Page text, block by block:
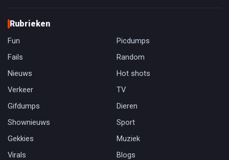
Rubrieken
Fun
Picdumps
Fails
Random
Nieuws
Hot shots
Verkeer
TV
Gifdumps
Dieren
Shownieuws
Sport
Gekkies
Muziek
Virals
Blogs